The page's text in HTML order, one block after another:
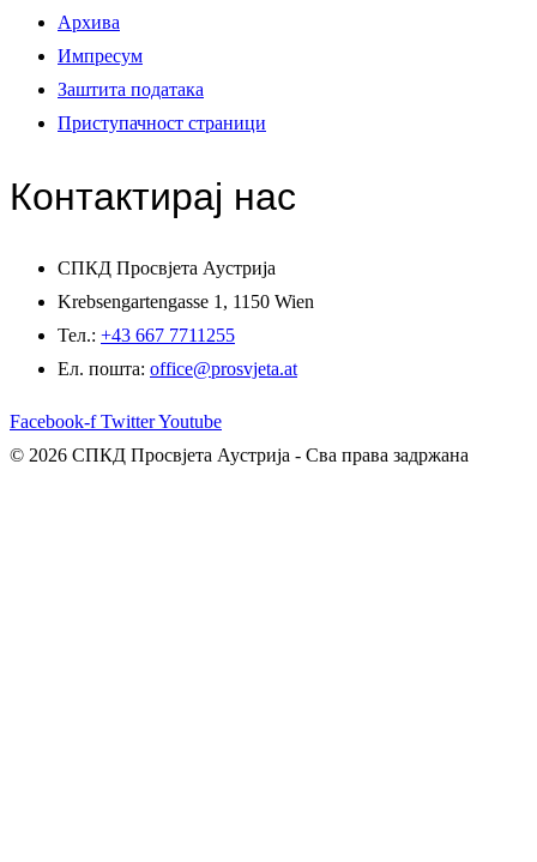
Архива
Импресум
Заштита података
Приступачност страници
Контактирај нас
СПКД Просвјета Аустрија
Krebsengartengasse 1, 1150 Wien
Тел.: +43 667 7711255
Ел. пошта: office@prosvjeta.at
Facebook-f TwitterYoutube
© 2026 СПКД Просвјета Аустрија - Сва права задржана